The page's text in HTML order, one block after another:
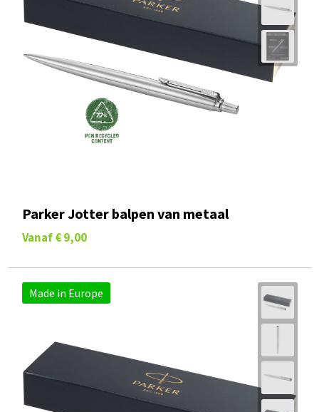
Parker Jotter balpen van metaal
Vanaf € 9,00
Made in Europe